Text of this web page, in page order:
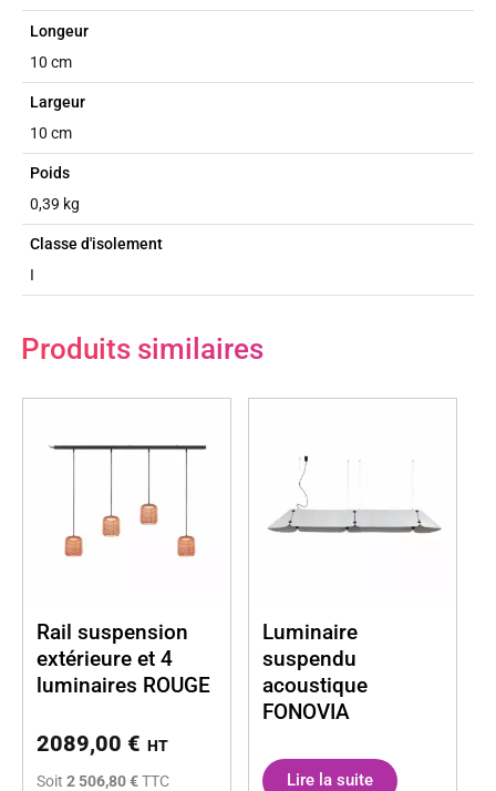
Longeur
10 cm
Largeur
10 cm
Poids
0,39 kg
Classe d'isolement
I
Produits similaires
Rail suspension
extérieure et 4
luminaires ROUGE
2089,00 € HT
Soit 2 506,80 €TTC
Luminaire
suspendu
acoustique
FONOVIA
Lire la suite